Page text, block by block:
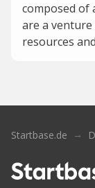
composed of
are a
resources
Startbase.de